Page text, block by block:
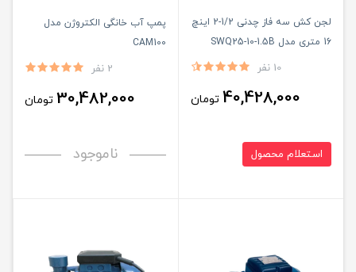
لجن کش سه فاز چدنی 1/2-2 اینچ
16 متری مدل SWQ25-10-1.5B
10 نفر
40,428,000 تومان
استعلام محصول
پمپ آب خانگی الکتروژن مدل
CAM100
2 نفر
30,482,000 تومان
ناموجود